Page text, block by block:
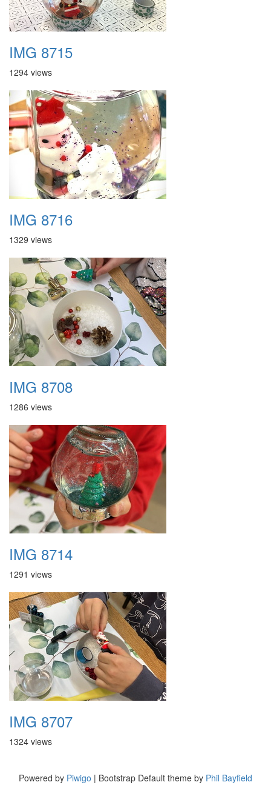
IMG 8715
1294 views
IMG 8716
1329 views
IMG 8708
1286 views
IMG 8714
1291 views
IMG 8707
1324 views
Powered by Piwigo | Bootstrap Default theme by Phil Bayfield